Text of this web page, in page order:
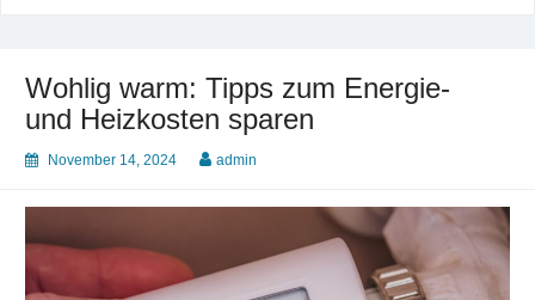
Wohlig warm: Tipps zum Energie-
und Heizkosten sparen
November 14, 2024 admin